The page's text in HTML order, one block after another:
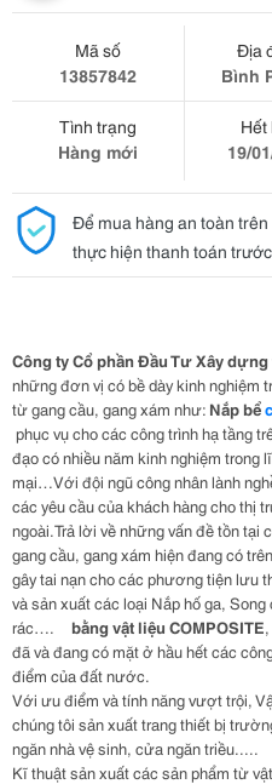
Mã số
13857842
Địa
Bình
Tình trạng
Hàng mới
Hết
19/
Để mua hàng an toàn
thực hiện thanh toán
CôngtyCổ phầnĐầu Tư Xây dựng
những đơn vị có bề dày kinh nghiệm
từ gang cầu, gang xám như: Nắp bể
phục vụ cho các công trình hạ tầng
đạo có nhiều năm kinh nghiệm
mại…Với đội ngũ công nhân lành
các yêu cầu của khách hàng cho thị
ngoài.Trả lời về những vấn đề tồn tại
gang cầu, gang xám hiện đang có
gây tai nạn cho các phương tiện lưu
và sản xuất các loại Nắp hố ga,
rác…. bằng vật liệu COMPOSITE
đã và đang có mặt ở hầu hết các
điểm của đất nước.
Với ưu điểm và tính năng vượt trội,
chúng tôi sản xuất trang thiết bị
ngăn nhà vệ sinh, cửa ngăn triều.....
Kĩ thuật sản xuất các sản phẩm từ